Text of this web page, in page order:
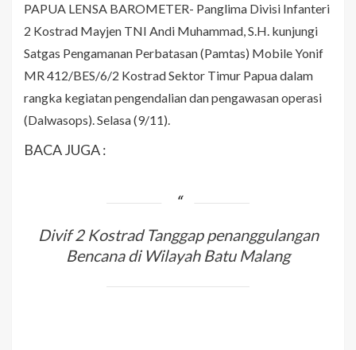
PAPUA LENSA BAROMETER- Panglima Divisi Infanteri
2 Kostrad Mayjen TNI Andi Muhammad, S.H. kunjungi
Satgas Pengamanan Perbatasan (Pamtas) Mobile Yonif
MR 412/BES/6/2 Kostrad Sektor Timur Papua dalam
rangka kegiatan pengendalian dan pengawasan operasi
(Dalwasops). Selasa (9/11).
BACA JUGA :
Divif 2 Kostrad Tanggap penanggulangan
Bencana di Wilayah Batu Malang